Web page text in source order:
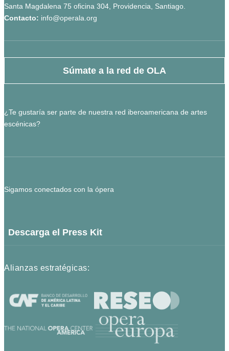
Santa Magdalena 75 oficina 304, Providencia, Santiago.
Contacto: info@operala.org
Súmate a la red de OLA
¿Te gustaría ser parte de nuestra red iberoamericana de artes
escénicas?
Sigamos conectados con la ópera
Descarga el Press Kit
Alianzas estratégicas: